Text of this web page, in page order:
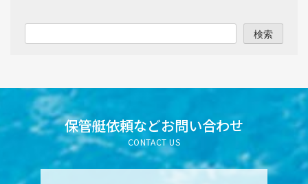
2025年9月
2025年7月
2025年6月
2025年5月
検索
保管艇依頼などお問い合わせ
CONTACT US